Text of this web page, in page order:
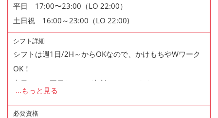
平日 17:00〜23:00（LO 22:00）
土日祝 16:00～23:00（LO 22:00)
シフト詳細
シフトは週1日/2H～からOKなので、かけもちやWワーク
OK！
土日だけ、平日だけなど相談にものります。
シフトは半月毎に提出なので、テスト期間や学校行事があ
る、この時期は車校に通うから勤務を減らしたいなど休み
... もっと見る
必要資格